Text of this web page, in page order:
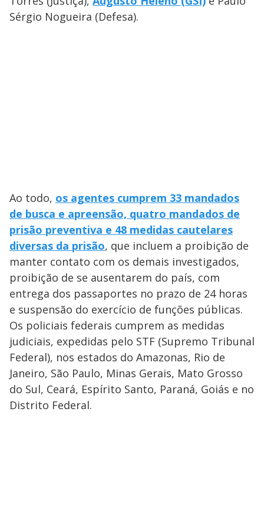
y
o
Sérgio Nogueira (Defesa).
Ao todo, os agentes cumprem 33 mandados
de busca e apreensão, quatro mandados de
prisão preventiva e 48 medidas cautelares
diversas da prisão, que incluem a proibição de
manter contato com os demais investigados,
proibição de se ausentarem do país, com
entrega dos passaportes no prazo de 24 horas
e suspensão do exercício de funções públicas.
Os policiais federais cumprem as medidas
judiciais, expedidas pelo STF (Supremo Tribunal
Federal), nos estados do Amazonas, Rio de
Janeiro, São Paulo, Minas Gerais, Mato Grosso
do Sul, Ceará, Espírito Santo, Paraná, Goiás e no
Distrito Federal.